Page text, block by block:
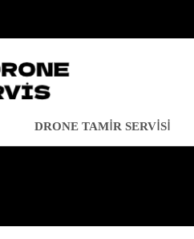
DRONE TAMIR SERVISI